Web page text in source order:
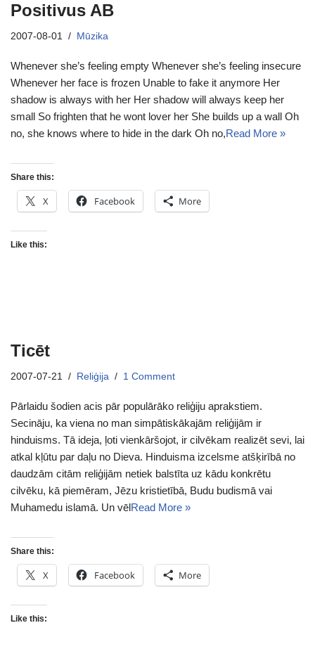
Positivus AB
2007-08-01 Mūzika
Whenever she’s feeling empty Whenever she’s feeling insecure
Whenever her face is frozen Unable to fake it anymore Her
shadow is always with her Her shadow will always keep her
small So frighten that he wont lover her She builds up a wall Oh
no, she knows where to hide in the dark Oh no,Read More »
Share this:
X Facebook More
Like this:
Ticēt
2007-07-21 Reliģija 1 Comment
Pārlaidu šodien acis pār populārāko reliģiju aprakstiem.
Secināju, ka viena no man simpātiskākajām reliģijām ir
hinduisms. Tā ideja, ļoti vienkāršojot, ir cilvēkam realizēt sevi, lai
atkal kļūtu par daļu no Dieva. Hinduisma izcelsme atšķirībā no
daudzām citām reliģijām netiek balstīta uz kādu konkrētu
cilvēku, kā piemēram, Jēzu kristietībā, Budu budismā vai
Muhamedu islamā. Un vēlRead More »
Share this:
X Facebook More
Like this: